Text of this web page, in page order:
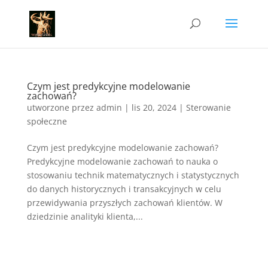
Czym jest predykcyjne modelowanie
zachowań?
utworzone przez admin | lis 20, 2024| Sterowanie
społeczne
Czym jest predykcyjne modelowanie zachowań?
Predykcyjne modelowanie zachowań to nauka o
stosowaniu technik matematycznych i statystycznych
do danych historycznych i transakcyjnych w celu
przewidywania przyszłych zachowań klientów. W
dziedzinie analityki klienta,...